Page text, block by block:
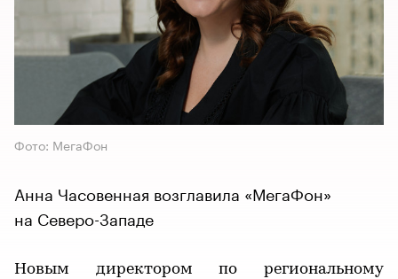
Фото: МегаФон
Анна Часовенная возглавила «МегаФон»
на Северо-Западе
Новым директором по региональному